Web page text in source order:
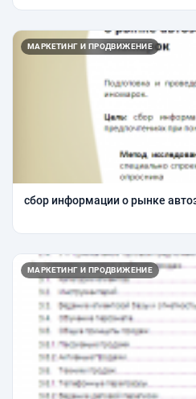
МАРКЕТИНГ И ПРОДВИЖЕНИЕ
сбор информации о рынке
МАРКЕТИНГ И ПРОДВИЖЕНИЕ